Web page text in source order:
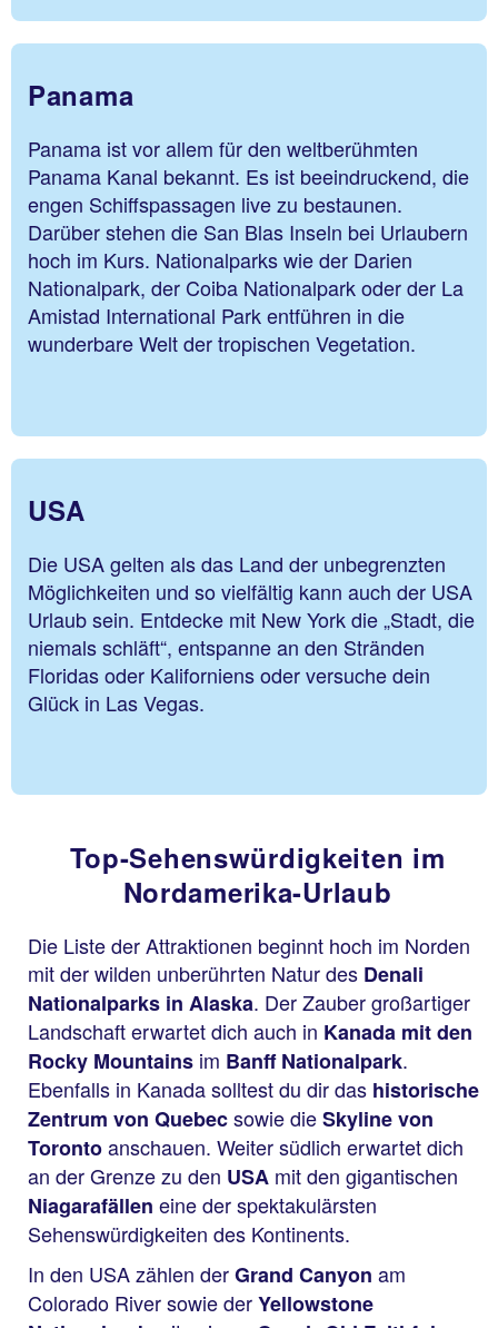
Panama
Panama ist vor allem für den weltberühmten
Panama Kanal bekannt. Es ist beeindruckend, die
engen Schiffspassagen live zu bestaunen.
Darüber stehen die San Blas Inseln bei Urlaubern
hoch im Kurs. Nationalparks wie der Darien
Nationalpark, der Coiba Nationalpark oder der La
Amistad International Park entführen in die
wunderbare Welt der tropischen Vegetation.
USA
Die USA gelten als das Land der unbegrenzten
Möglichkeiten und so vielfältig kann auch der USA
Urlaub sein. Entdecke mit New York die „Stadt, die
niemals schläft“, entspanne an den Stränden
Floridas oder Kaliforniens oder versuche dein
Glück in Las Vegas.
Top-Sehenswürdigkeiten im
Nordamerika-Urlaub
Die Liste der Attraktionen beginnt hoch im Norden
mit der wilden unberührten Natur des Denali
Nationalparks in Alaska. Der Zauber großartiger
Landschaft erwartet dich auch in Kanada mit den
Rocky Mountains im Banff Nationalpark.
Ebenfalls in Kanada solltest du dir das historische
Zentrum von Quebecsowie dieSkyline von
Torontoanschauen. Weiter südlich erwartet dich
an der Grenze zu den USA mit den gigantischen
Niagarafällen eine der spektakulärsten
Sehenswürdigkeiten des Kontinents.
In den USA zählen derGrand Canyon am
Colorado River sowie derYellowstone